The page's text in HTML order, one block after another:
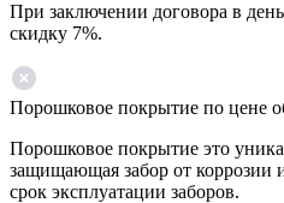
При заключении договора в
скидку 7%.
Порошковое покрытие по цене
Порошковое покрытие это
защищающая забор от коррозии
срок эксплуатации заборов.